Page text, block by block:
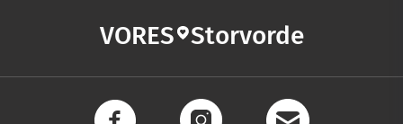
VORES Storvorde